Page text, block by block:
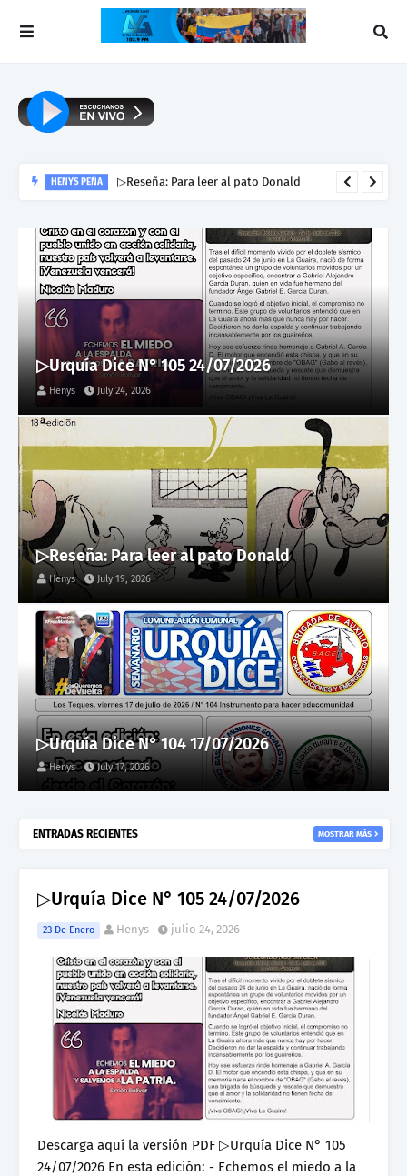
HENYS PEÑA ▷Reseña: Para leer al pato Donald
▷Urquía Dice N° 105 24/07/2026
Henys July 24, 2026
▷Reseña: Para leer al pato Donald
Henys July 19, 2026
▷Urquía Dice N° 104 17/07/2026
Henys July 17, 2026
ENTRADAS RECIENTES MOSTRAR MÁS
▷Urquía Dice N° 105 24/07/2026
23 De Enero Henys julio 24, 2026
Descarga aquí la versión PDF ▷Urquía Dice N° 105
24/07/2026 En esta edición: - Echemos el miedo a la